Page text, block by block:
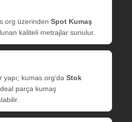
üzerinden Spot Kumaş
kaliteli metrajlar sunulur.
kumas.org’da Stok
parça kumaş